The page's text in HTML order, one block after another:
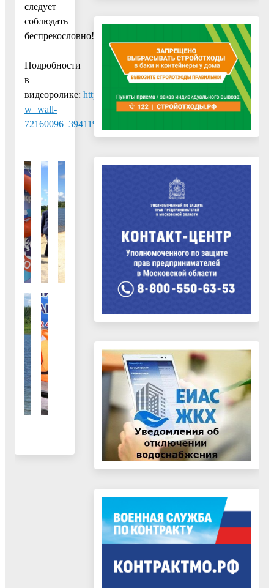
следует
соблюдать
беспрекословно!
Подробности
в
видеоролике: https://vk.com/voskresensk_go?
w=wall-
72160096_39411%2Fall